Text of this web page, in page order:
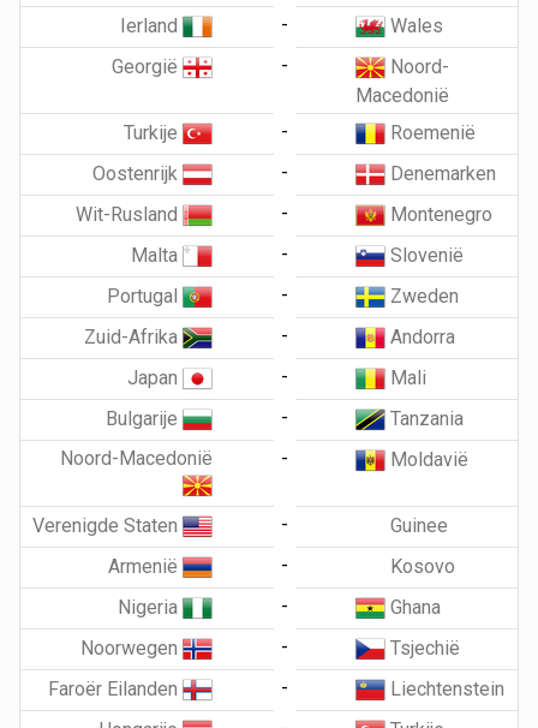
Ierland
-
Wales
Georgië
-
Noord-
Macedonië
Turkije
-
Roemenië
Oostenrijk
-
Denemarken
Wit-Rusland
-
Montenegro
Malta
-
Slovenië
Portugal
-
Zweden
Zuid-Afrika
-
Andorra
Japan
-
Mali
Bulgarije
-
Tanzania
Noord-Macedonië
- Moldavië
Verenigde Staten -
Guinee
Armenië
-
Kosovo
Nigeria
-
Ghana
Noorwegen
-
Tsjechië
Faroër Eilanden
-
Liechtenstein